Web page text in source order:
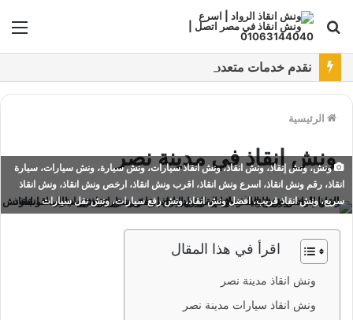
بحث
عن
الرئيسية
ونش انقاذ في مدينة نصر
ونش، ونش إنقاذ، ونش انقاذ، ونش انقاذ سيارات، ونش سيارة، ونش سيارات، سيارة
انقاذ، رقم ونش انقاذ، اسرع ونش انقاذ، اقرب ونش انقاذ، ارخص ونش انقاذ، ونش انقاذ
سريع، ونش انقاذ قريب، افضل ونش انقاذ، ونش رفع سيارات، ونش نقل سيارات
اقرأ في هذا المقال
ونش انقاذ مدينة نصر
ونش انقاذ سيارات مدينة نصر